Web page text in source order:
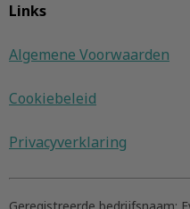
Links
Algemene Voorwaarden
Cookiebeleid
Privacyverklaring